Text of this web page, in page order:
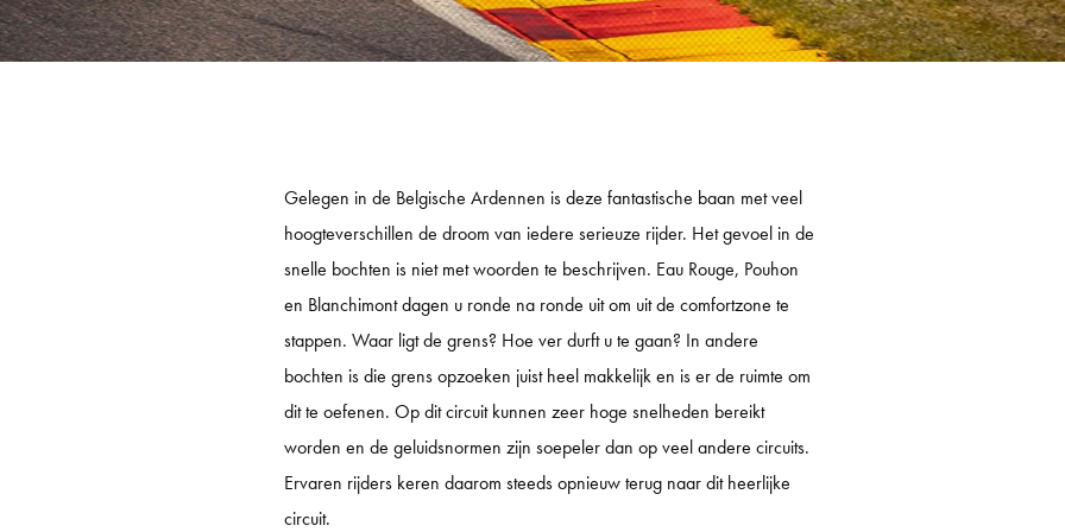
KNAF COUREUROPLEIDING
TRACKDAY HELE DAG
PORSCHE ONLY TRACKDAY
GP TESTDAYS
CIRCUIT ZANDVOORT
TT CIRCUIT ASSEN
LAUSITZRING
HOCKENHEIMRING
VALLELUNGA
PORTIMÃO
Gelegen in de Belgische Ardennen is deze fantastische baan met veel
hoogteverschillen de droom van iedere serieuze rijder. Het gevoel in de
snelle bochten is niet met woorden te beschrijven. Eau Rouge, Pouhon
en Blanchimont dagen u ronde na ronde uit om uit de comfortzone te
stappen. Waar ligt de grens? Hoe ver durft u te gaan? In andere
bochten is die grens opzoeken juist heel makkelijk en is er de ruimte om
dit te oefenen. Op dit circuit kunnen zeer hoge snelheden bereikt
worden en de geluidsnormen zijn soepeler dan op veel andere circuits.
Ervaren rijders keren daarom steeds opnieuw terug naar dit heerlijke
circuit.